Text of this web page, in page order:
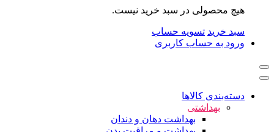
هیچ محصولی در سبد خرید نیست.
سبد خرید تسویه حساب
ورود به حساب کاربری
دسته‌بندی کالاها
بهداشتی
بهداشت دهان و دندان